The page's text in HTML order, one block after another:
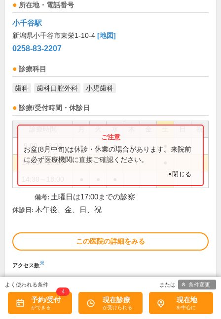
所在地・電話番号
小千谷駅
新潟県小千谷市東栄1-10-4 [地図]
0258-83-2207
診療科目
歯科 歯科口腔外科 小児歯科
診療/受付時間・休診日
祝
9:00～13:00 ● ● ● ●
14:30～17:00
お盆(8月中旬)は休診・休業の場合があります。来院前
に必ず医療機関に直接ご確認ください。
×閉じる
備考: 土曜日は17:00までの診察
休診日: 木午後、金、日、祝
この医院の詳細をみる
アクセス数※
次の15件を表示
1 2 3
予約/受付
4
現在診療 現在地
条件変更